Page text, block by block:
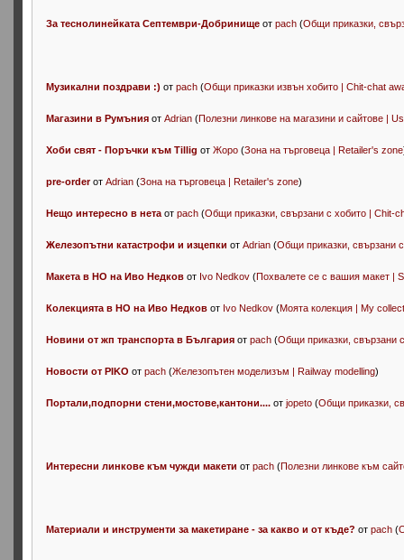
За теснолинейката Септември-Добринище отpach (Общи приказки,
Музикални поздрави :) отpach (Общи приказки извън хобито | Chit-chat
Магазини в Румъния отAdrian (Полезни линкове на магазини и сайтове |
Хоби свят - Поръчки към Tillig отЖоро (Зона на търговеца | Retailer's zone
pre-orderотAdrian (Зона на търговеца | Retailer's zone)
Нещо интересно в нета отpach (Общи приказки, свързани с хобито | Chit-
Железопътни катастрофи и изцепки отAdrian (Общи приказки, свързани
Макета в НО на Иво Недков от Ivo Nedkov (Похвалете се с вашия макет |
Колекцията в НО на Иво Недков от Ivo Nedkov (Моята колекция | My
Новини от жп транспорта в България отpach (Общи приказки, свързани
Новости от PIKO отpach (Железопътен моделизъм | Railway modelling)
Портали,подпорни стени,мостове,кантони.... отjopeto (Общи приказки,
Интересни линкове към чужди макети отpach (Полезни линкове към
Материали и инструменти за макетиране - за какво и от къде? отpach (